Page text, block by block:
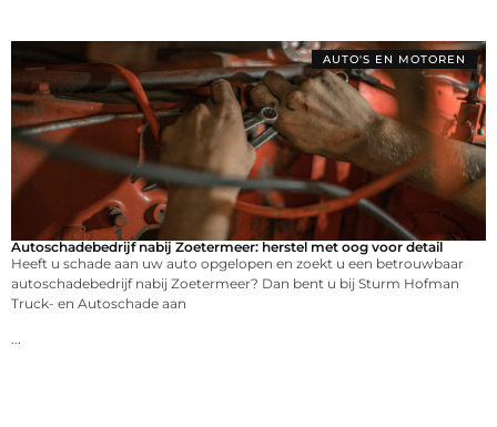
AUTO'S EN MOTOREN
Autoschadebedrijf nabij Zoetermeer: herstel met oog voor detail
Heeft u schade aan uw auto opgelopen en zoekt u een betrouwbaar
autoschadebedrijf nabij Zoetermeer? Dan bent u bij Sturm Hofman
Truck- en Autoschade aan
...